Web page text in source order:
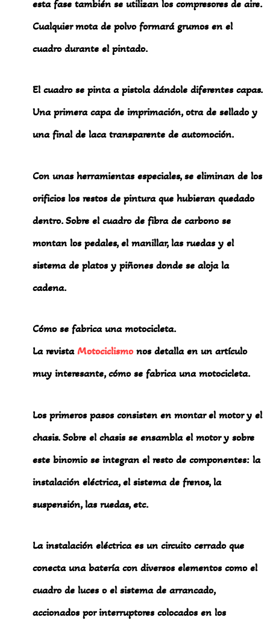
esta fase también se utilizan los compresores de aire.
Cualquier mota de polvo formará grumos en el
cuadro durante el pintado.
El cuadro se pinta a pistola dándole diferentes capas.
Una primera capa de imprimación, otra de sellado y
una final de laca transparente de automoción.
Con unas herramientas especiales, se eliminan de los
orificios los restos de pintura que hubieran quedado
dentro. Sobre el cuadro de fibra de carbono se
montan los pedales, el manillar, las ruedas y el
sistema de platos y piñones donde se aloja la
cadena.
Cómo se fabrica una motocicleta.
La revistaMotociclismonos detalla en un artículo
muy interesante, cómo se fabrica una motocicleta.
Los primeros pasos consisten en montar el motor y el
chasis. Sobre el chasis se ensambla el motor y sobre
este binomio se integran el resto de componentes: la
instalación eléctrica, el sistema de frenos, la
suspensión, las ruedas, etc.
La instalación eléctrica es un circuito cerrado que
conecta una batería con diversos elementos como el
cuadro de luces o el sistema de arrancado,
accionados por interruptores colocados en los